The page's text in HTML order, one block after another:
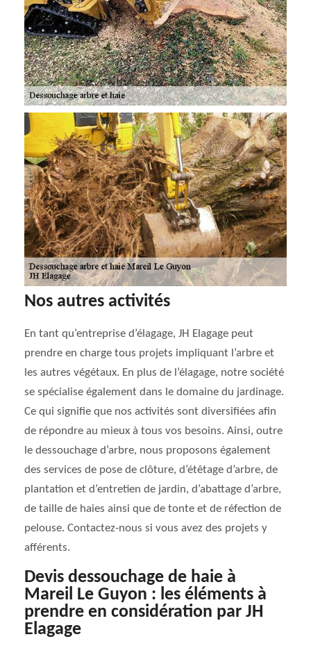
Nos autres activités
En tant qu’entreprise d’élagage, JH Elagage peut
prendre en charge tous projets impliquant l’arbre et
les autres végétaux. En plus de l’élagage, notre société
se spécialise également dans le domaine du jardinage.
Ce qui signifie que nos activités sont diversifiées afin
de répondre au mieux à tous vos besoins. Ainsi, outre
le dessouchage d’arbre, nous proposons également
des services de pose de clôture, d’étêtage d’arbre, de
plantation et d’entretien de jardin, d’abattage d’arbre,
de taille de haies ainsi que de tonte et de réfection de
pelouse. Contactez-nous si vous avez des projets y
afférents.
Devis dessouchage de haie à
Mareil Le Guyon : les éléments à
prendre en considération par JH
Elagage